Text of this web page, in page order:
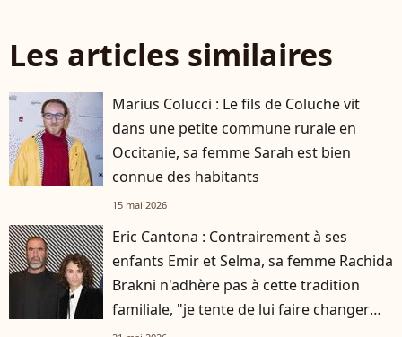
Les articles similaires
Marius Colucci : Le fils de Coluche vit
dans une petite commune rurale en
Occitanie, sa femme Sarah est bien
connue des habitants
15 mai 2026
Eric Cantona : Contrairement à ses
enfants Emir et Selma, sa femme Rachida
Brakni n'adhère pas à cette tradition
familiale, "je tente de lui faire changer